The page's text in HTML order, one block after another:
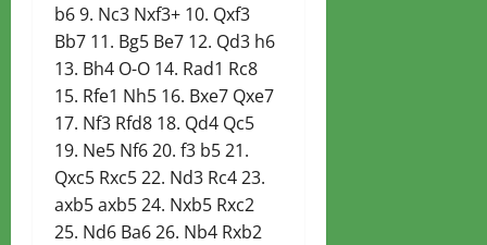
b6 9. Nc3 Nxf3+ 10. Qxf3
Bb7 11. Bg5 Be7 12. Qd3 h6
13. Bh4 O-O 14. Rad1 Rc8
15. Rfe1 Nh5 16. Bxe7 Qxe7
17. Nf3 Rfd8 18. Qd4 Qc5
19. Ne5 Nf6 20. f3 b5 21.
Qxc5 Rxc5 22. Nd3 Rc4 23.
axb5 axb5 24. Nxb5 Rxc2
25. Nd6 Ba6 26. Nb4 Rxb2